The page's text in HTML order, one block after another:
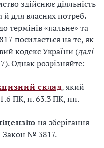
здійснює діяльність
й для власних потреб.
термінів «пальне» та
посилається на те, як
кодекс України (далі
Однак розрізняйте:
склад, який
ПК, п. 63.3 ПК, пп.
на зберігання
Закон № 3817.